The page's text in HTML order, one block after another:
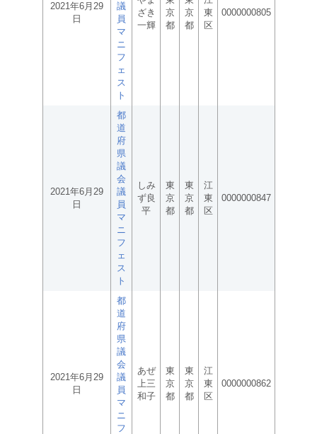
2021年6月29
日
議
員
マ
ニ
フ
ェ
ス
ト
ざき
一輝
京
都
京
都
東
区
0000000805
2021年6月29
日
都
道
府
県
議
会
議
員
マ
ニ
フ
ェ
ス
ト
しみ
ず良
平
東
京
都
東
京
都
江
東
区
0000000847
2021年6月29
日
都
道
府
県
議
会
議
員
マ
ニ
フ
あぜ
上三
和子
東
京
都
東
京
都
江
東
区
0000000862